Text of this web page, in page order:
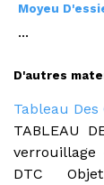
Moyeu
...
D'autres
Tableau Des
TABLEAU
DTC